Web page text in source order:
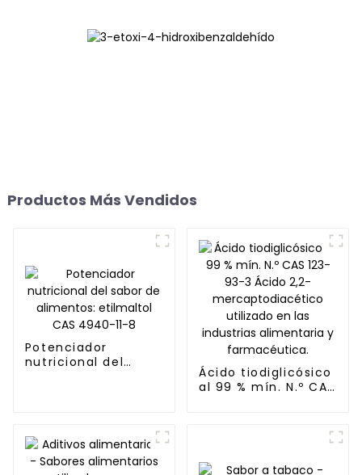
Productos Más Vendidos
Potenciador
nutricional del
Ácido tiodiglicósico
al 99 % mín. N.º CAS
alimentaria y